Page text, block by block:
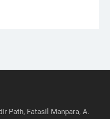
Path, Fatasil Manpara, A.